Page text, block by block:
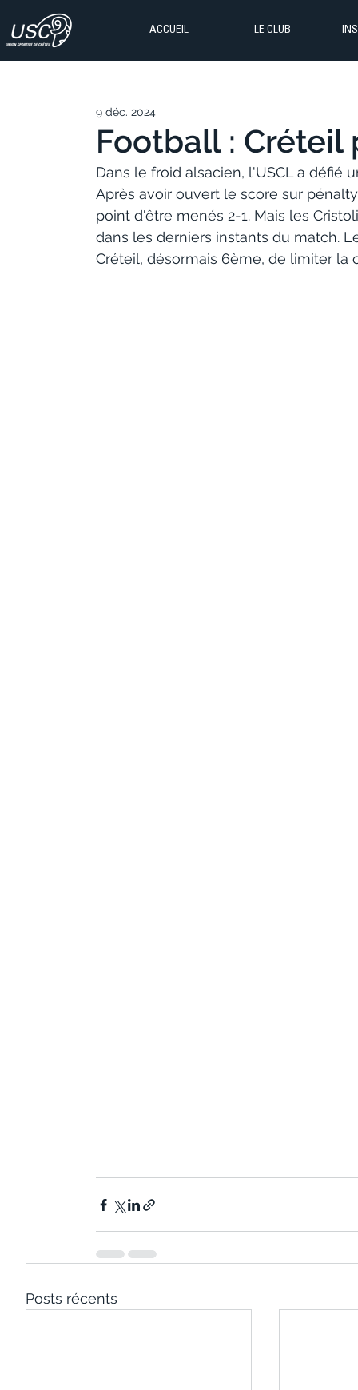
ACCUEIL LE CLUB
Football : Créteil
9 déc. 2024
Dans le froid alsacien, l'USCL a défié
Après avoir ouvert le score sur
point d'être menés 2-1. Mais les
dans les derniers instants du match.
Créteil, désormais 6ème, de limiter la
Posts récents